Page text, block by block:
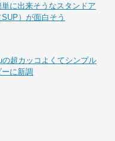
に出来そうなスタンドア
）が面白そう
超カッコよくてシンプル
に新調